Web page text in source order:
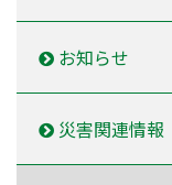
お知らせ
災害関連情報